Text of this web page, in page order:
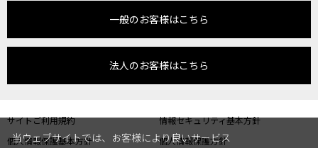
一般のお客様はこちら
法人のお客様はこちら
サイトご利用規約
情報セキュリティ基本方針
個人情報保護基本方針
個人情報保護方針
当ウェブサイトでは、お客様により良いサービス